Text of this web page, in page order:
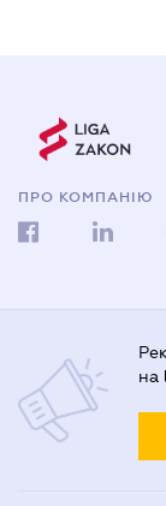
ПРО КОМПАНІЮ
на